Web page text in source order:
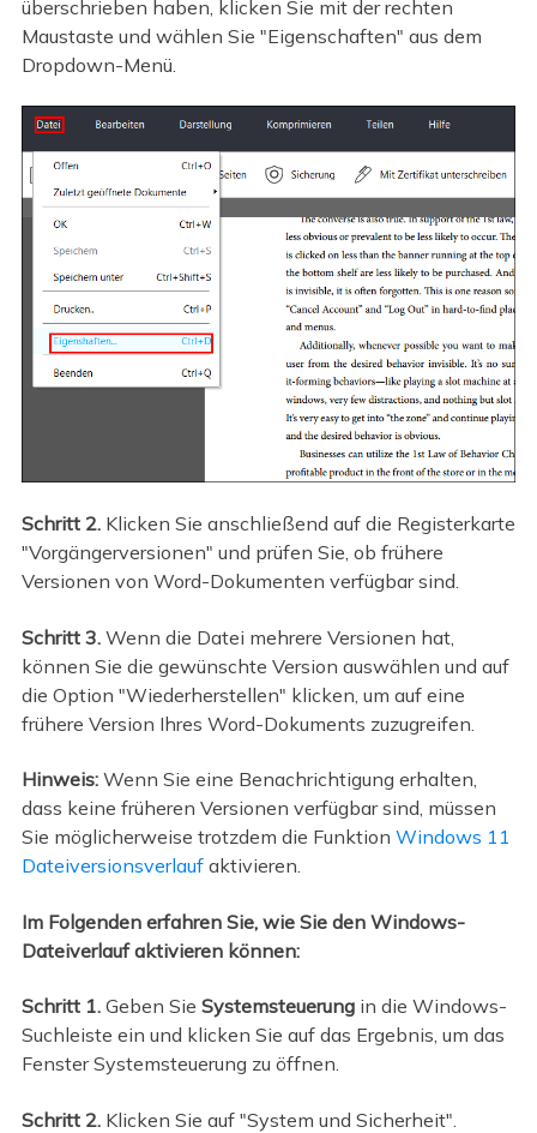
überschrieben haben, klicken Sie mit der rechten
Maustaste und wählen Sie "Eigenschaften" aus dem
Dropdown-Menü.
Schritt 2. Klicken Sie anschließend auf die Registerkarte
"Vorgängerversionen" und prüfen Sie, ob frühere
Versionen von Word-Dokumenten verfügbar sind.
Schritt 3. Wenn die Datei mehrere Versionen hat,
können Sie die gewünschte Version auswählen und auf
die Option "Wiederherstellen" klicken, um auf eine
frühere Version Ihres Word-Dokuments zuzugreifen.
Hinweis:Wenn Sie eine Benachrichtigung erhalten,
dass keine früheren Versionen verfügbar sind, müssen
Sie möglicherweise trotzdem die Funktion Windows 11
Dateiversionsverlaufaktivieren.
Im Folgenden erfahren Sie, wie Sie den Windows-
Dateiverlauf aktivieren können:
Schritt 1. Geben Sie Systemsteuerungin die Windows-
Suchleiste ein und klicken Sie auf das Ergebnis, um das
Fenster Systemsteuerung zu öffnen.
Schritt 2. Klicken Sie auf "System und Sicherheit".